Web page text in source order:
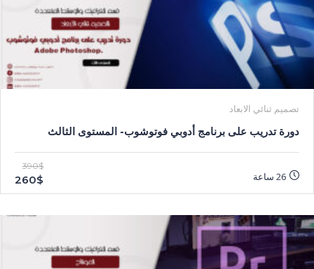
تصميم ثنائي الابعاد
دورة تدريب على برنامج أدوبي فوتوشوب- المستوى الثالث
26 ساعة
390$
260$